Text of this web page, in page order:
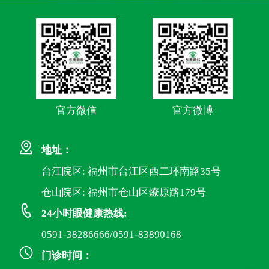
官方微信 官方微博
地址：
台江院区: 福州市台江区西二环南路35号
仓山院区: 福州市仓山区燎原路179号
24小时眼健康热线:
0591-38286666/0591-83890168
门诊时间：